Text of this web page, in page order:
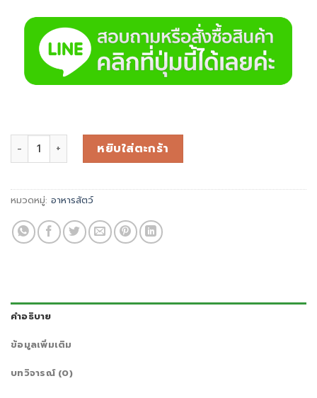
หยิบใส่ตะกร้า
หมวดหมู่: อาหารสัตว์
คำอธิบาย
ข้อมูลเพิ่มเติม
บทวิจารณ์ (0)